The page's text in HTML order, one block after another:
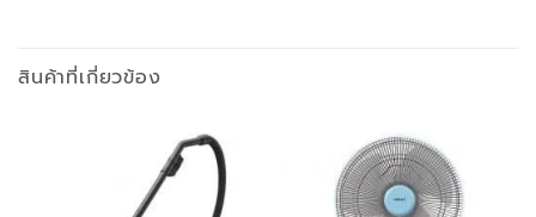
สินค้าที่เกี่ยวข้อง